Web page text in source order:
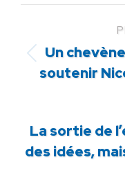
Un
soutenir
La sortie de
des idées,